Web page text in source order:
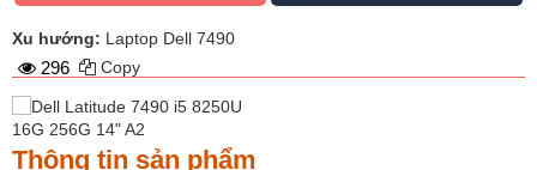
Xu hướng: Laptop Dell 7490
296 Copy
Thông tin sản phẩm